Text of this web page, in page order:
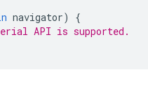
navigator)
{
API is supported.